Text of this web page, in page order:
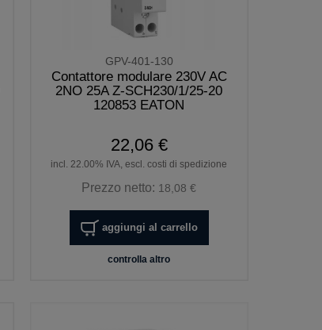
GPV-401-130
Contattore modulare 230V AC
2NO 25A Z-SCH230/1/25-20
120853 EATON
22,06 €
incl. 22.00% IVA, escl. costi di spedizione
Prezzo netto: 18,08 €
aggiungi al carrello
controlla altro